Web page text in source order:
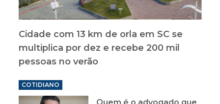
Cidade com 13 km de orla em SC se
multiplica por dez e recebe 200 mil
pessoas no verão
COTIDIANO